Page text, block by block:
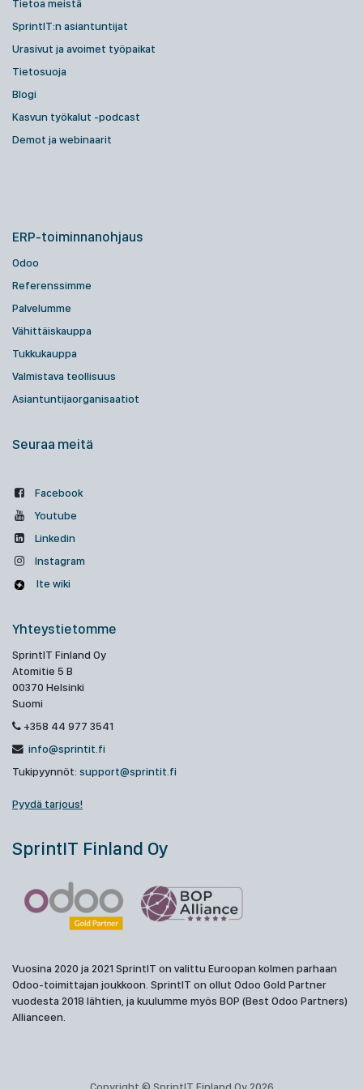
Tietoa meistä
SprintIT:n asiantuntijat
Urasivut ja avoimet työpaikat
Tietosuoja
Blogi
Kasvun työkalut -podcast
Demot ja webinaarit
ERP-toiminnanohjaus
Odoo
Referenssimme
Palvelumme
Vähittäiskauppa
Tukkukauppa
Valmistava teollisuus
Asiantuntijaorganisaatiot
Seuraa meitä
Facebook
Youtube
Linkedin
Instagram
Ite wiki
Yhteystietomme
SprintIT Finland Oy
Atomitie 5 B
00370 Helsinki
Suomi
+358 44 977 3541
info@sprintit.fi
Tukipyynnöt: support@sprintit.fi
Pyydä tarjous!
SprintIT Finland Oy
Vuosina 2020 ja 2021 SprintIT on valittu Euroopan kolmen parhaan
Odoo-toimittajan joukkoon. SprintIT on ollut Odoo Gold Partner
vuodesta 2018 lähtien, ja kuulumme myös BOP (Best Odoo Partners)
Allianceen.
Copyright © SprintIT Finland Oy 2026